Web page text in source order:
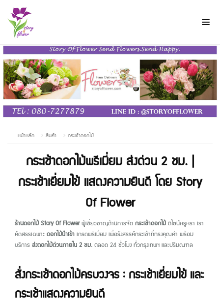
หน้าหลัก สินค้า กระเช้าดอกไม้
กระเช้าดอกไม้พรีเมี่ยม ส่งด่วน 2 ชม. |
กระเช้าเยี่ยมไข้ แสดงความยินดี โดย Story
Of Flower
ร้านดอกไม้ Story Of Flowerผู้เชี่ยวชาญด้านการจัดกระเช้าดอกไม้ดีไซน์หรูหรา เรา
คัดสรรเฉพาะดอกไม้นำเข้าเกรดพรีเมี่ยม เพื่อรังสรรค์กระเช้าที่ทรงคุณค่า พร้อม
บริการส่งดอกไม้ด่วนภายใน 2 ชม.ตลอด 24 ชั่วโมง ทั่วกรุงเทพฯ และปริมณฑล
สั่งกระเช้าดอกไม้ครบวงจร : กระเช้าเยี่ยมไข้ และ
กระเช้าแสดงความยินดี